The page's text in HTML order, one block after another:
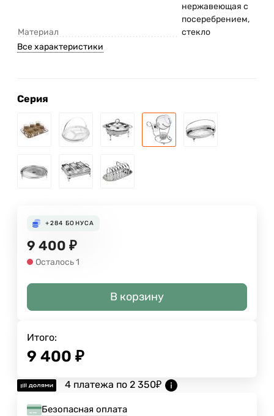
Материал
нержавеющая с
посеребрением,
стекло
Все характеристики
Серия
+284 БОНУСА
9 400 ₽
Осталось 1
В корзину
Итого:
9 400 ₽
4 платежа по 2 350₽
Безопасная оплата